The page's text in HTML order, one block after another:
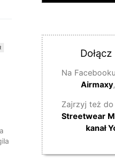
Na
Airmaxy,
Zajrzyj też
Streetwear
kanał